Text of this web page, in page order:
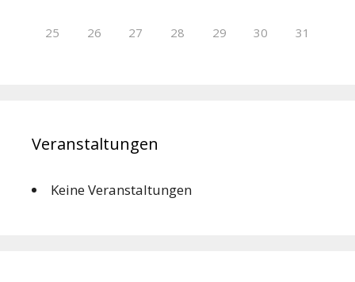
25 26 27 28 29 30 31
Veranstaltungen
Keine Veranstaltungen